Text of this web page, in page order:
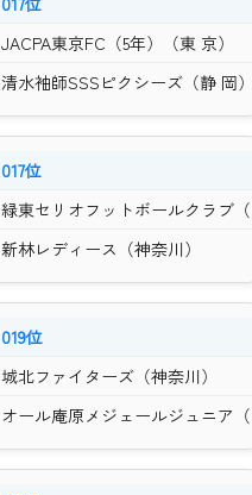
JACPA東京FC（5年）（東 京）
清水袖師SSSピクシーズ（静 岡
017位
緑東セリオフットボールクラブ
新林レディース（神奈川）
019位
城北ファイターズ（神奈川）
オール庵原メジェールジュニア